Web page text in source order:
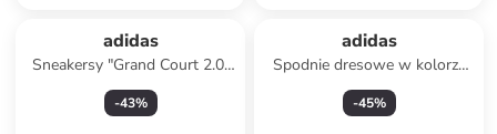
adidas
Sneakersy "Grand Court 2.0"
w kolorze białym
-43%
adidas
Spodnie dresowe w kolorze
czarnym
-45%